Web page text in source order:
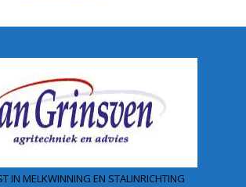
IN MELKWINNING EN STALINRICHTING